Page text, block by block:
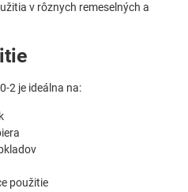
v rôznych remeselných a
2 je ideálna na:
použitie